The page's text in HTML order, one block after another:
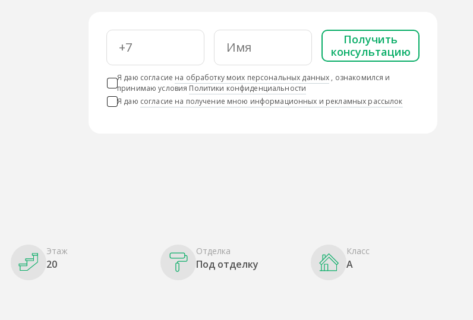
Получить
консультацию
Я даю согласие на обработку моих персональных данных , ознакомился и
принимаю условия Политики конфиденциальности
Я даю согласие на получение мною информационных и рекламных рассылок
Этаж
20
Отделка
Под отделку
Класс
A